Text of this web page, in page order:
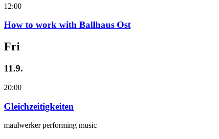
12:00
How to work with Ballhaus Ost
Fri
11.9.
20:00
Gleichzeitigkeiten
maulwerker performing music